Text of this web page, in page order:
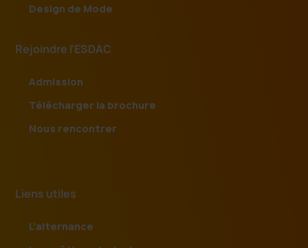
Design de Mode
Rejoindre l'ESDAC
Admission
Télécharger la brochure
Nous rencontrer
Liens utiles
L'alternance